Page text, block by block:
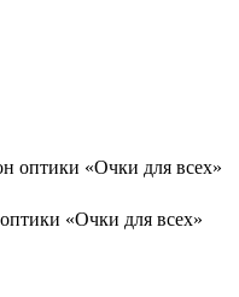
«Очки для всех»